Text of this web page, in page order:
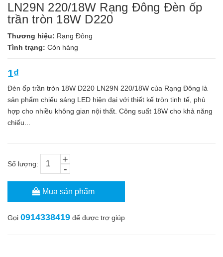
LN29N 220/18W Rạng Đông Đèn ốp
trần tròn 18W D220
Thương hiệu: Rạng Đông
Tình trạng: Còn hàng
1₫
Đèn ốp trần tròn 18W D220 LN29N 220/18W của Rạng Đông là
sản phẩm chiếu sáng LED hiện đại với thiết kế tròn tinh tế, phù
hợp cho nhiều không gian nội thất. Công suất 18W cho khả năng
chiếu...
Số lượng: -
+
Mua sản phẩm
Gọi 0914338419 để được trợ giúp